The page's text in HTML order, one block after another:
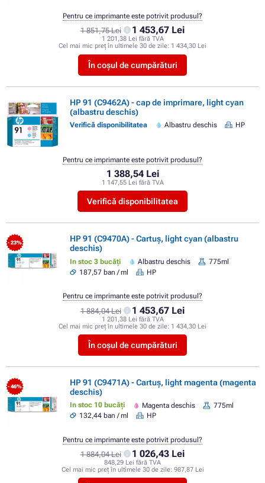
1 851,75 Lei 1 453,67 Lei
1 201,38 Lei fără TVA
Cel mai mic preț în ultimele 30 de zile: 1 434,30 Lei
În coșul de cumpărături
Pentru ce imprimante este potrivit produsul?
HP 91 (C9462A) - cap de imprimare, light cyan
(albastru deschis)
Verifică disponibilitatea Albastru deschis HP
1 388,54 Lei
1 147,55 Lei fără TVA
Verifică disponibilitatea
Pentru ce imprimante este potrivit produsul?
- 23%
HP 91 (C9470A) - Cartuș, light cyan (albastru
deschis)
In stoc 3 bucăți Albastru deschis
775ml
187,57 ban / ml
HP
1 884,04 Lei 1 453,67 Lei
1 201,38 Lei fără TVA
Cel mai mic preț în ultimele 30 de zile: 1 434,30 Lei
În coșul de cumpărături
Pentru ce imprimante este potrivit produsul?
- 46%
HP 91 (C9471A) - Cartuș, light magenta (magenta
deschis)
In stoc 10 bucăți Magenta deschis
775ml
132,44 ban / ml
HP
1 884,04 Lei 1 026,43 Lei
848,29 Lei fără TVA
Cel mai mic preț în ultimele 30 de zile: 987,87 Lei
Pentru ce imprimante este potrivit produsul?